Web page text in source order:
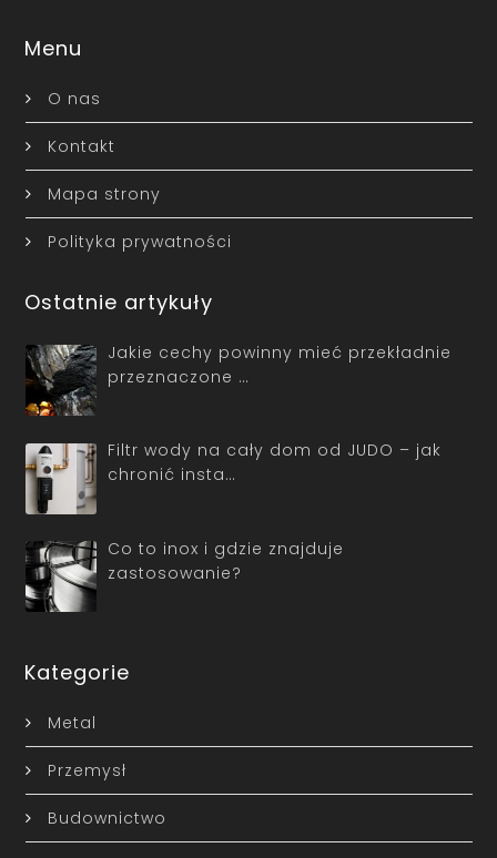
Menu
O nas
Kontakt
Mapa strony
Polityka prywatności
Ostatnie artykuły
Jakie cechy powinny mieć przekładnie
przeznaczone …
Filtr wody na cały dom od JUDO – jak
chronić insta…
Co to inox i gdzie znajduje
zastosowanie?
Kategorie
Metal
Przemysł
Budownictwo